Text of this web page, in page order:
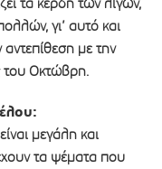
γι’ αυτό και
με την
του Οκτώβρη.
μεγάλη και
τα ψέματα που